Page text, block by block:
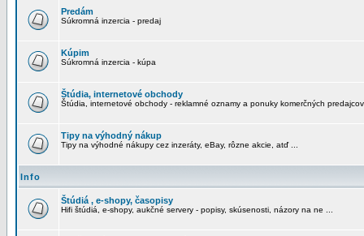
Predám
Súkromná inzercia - predaj
Kúpim
Súkromná inzercia - kúpa
Štúdia, internetové obchody
Štúdia, internetové obchody - reklamné oznamy a ponuky komerčných predajcov
Tipy na výhodný nákup
Tipy na výhodné nákupy cez inzeráty, eBay, rôzne akcie, atď ...
Info
Štúdiá , e-shopy, časopisy
Hifi štúdiá, e-shopy, aukčné servery - popisy, skúsenosti, názory na ne ...